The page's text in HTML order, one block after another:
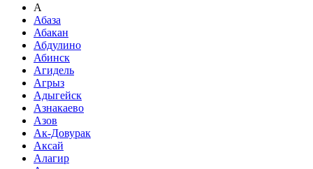
А
Абаза
Абакан
Абдулино
Абинск
Агидель
Агрыз
Адыгейск
Азнакаево
Азов
Ак-Довурак
Аксай
Алагир